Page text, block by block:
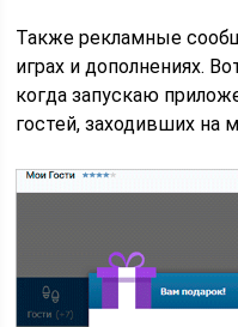
Также рекламные
играх и дополнениях.
когда запускаю
гостей, заходивших на